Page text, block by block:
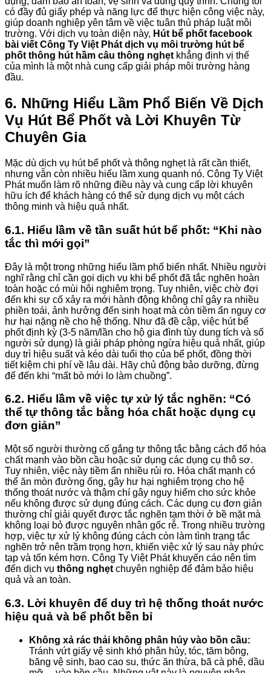
có đầy đủ giấy phép và năng lực để thực hiện công việc này,
giúp doanh nghiệp yên tâm về việc tuân thủ pháp luật môi
trường. Với dịch vụ toàn diện này, Hút bể phốt facebook
bài viết Công Ty Việt Phát dịch vụ môi trường hút bể
phốt thông hút hầm câu thông nghẹt khẳng định vị thế
của mình là một nhà cung cấp giải pháp môi trường hàng
đầu.
6. Những Hiểu Lầm Phổ Biến Về Dịch
Vụ Hút Bể Phốt và Lời Khuyên Từ
Chuyên Gia
Mặc dù dịch vụ hút bể phốt và thông nghẹt là rất cần thiết,
nhưng vẫn còn nhiều hiểu lầm xung quanh nó. Công Ty Việt
Phát muốn làm rõ những điều này và cung cấp lời khuyên
hữu ích để khách hàng có thể sử dụng dịch vụ một cách
thông minh và hiệu quả nhất.
6.1. Hiểu lầm về tần suất hút bể phốt: “Khi nào
tắc thì mới gọi”
Đây là một trong những hiểu lầm phổ biến nhất. Nhiều người
nghĩ rằng chỉ cần gọi dịch vụ khi bể phốt đã tắc nghẽn hoàn
toàn hoặc có mùi hôi nghiêm trọng. Tuy nhiên, việc chờ đợi
đến khi sự cố xảy ra mới hành động không chỉ gây ra nhiều
phiền toái, ảnh hưởng đến sinh hoạt mà còn tiềm ẩn nguy cơ
hư hại nặng nề cho hệ thống. Như đã đề cập, việc hút bể
phốt định kỳ (3-5 năm/lần cho hộ gia đình tùy dung tích và số
người sử dụng) là giải pháp phòng ngừa hiệu quả nhất, giúp
duy trì hiệu suất và kéo dài tuổi thọ của bể phốt, đồng thời
tiết kiệm chi phí về lâu dài. Hãy chủ động bảo dưỡng, đừng
để đến khi “mất bò mới lo làm chuồng”.
6.2. Hiểu lầm về việc tự xử lý tắc nghẽn: “Có
thể tự thông tắc bằng hóa chất hoặc dụng cụ
đơn giản”
Một số người thường cố gắng tự thông tắc bằng cách đổ hóa
chất mạnh vào bồn cầu hoặc sử dụng các dụng cụ thô sơ.
Tuy nhiên, việc này tiềm ẩn nhiều rủi ro. Hóa chất mạnh có
thể ăn mòn đường ống, gây hư hại nghiêm trọng cho hệ
thống thoát nước và thậm chí gây nguy hiểm cho sức khỏe
nếu không được sử dụng đúng cách. Các dụng cụ đơn giản
thường chỉ giải quyết được tắc nghẽn tạm thời ở bề mặt mà
không loại bỏ được nguyên nhân gốc rễ. Trong nhiều trường
hợp, việc tự xử lý không đúng cách còn làm tình trạng tắc
nghẽn trở nên trầm trọng hơn, khiến việc xử lý sau này phức
tạp và tốn kém hơn. Công Ty Việt Phát khuyến cáo nên tìm
đến dịch vụ thông nghẹt chuyên nghiệp để đảm bảo hiệu
quả và an toàn.
6.3. Lời khuyên để duy trì hệ thống thoát nước
hiệu quả và bể phốt bền bỉ
Không xả rác thải không phân hủy vào bồn cầu:
Tránh vứt giấy vệ sinh khó phân hủy, tóc, tăm bông,
băng vệ sinh, bao cao su, thức ăn thừa, bã cà phê, dầu